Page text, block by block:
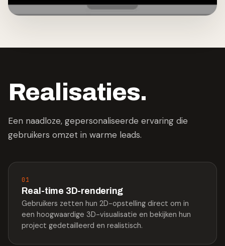
Realisaties.
Een naadloze, gepersonaliseerde ervaring die
gebruikers omzet in warme leads.
01
Real-time 3D-rendering
Gebruikers zetten hun 2D-opstelling direct om in
een hoogwaardige 3D-visualisatie en bekijken hun
project gedetailleerd en realistisch.